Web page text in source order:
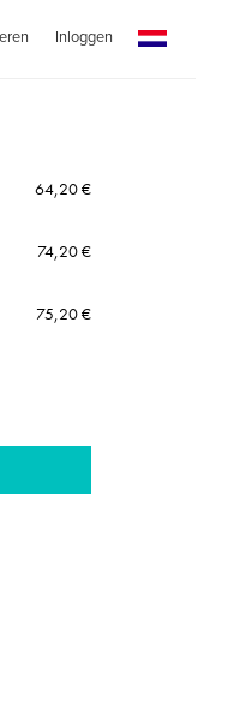
Inloggen
64,20 €
74,20 €
75,20 €